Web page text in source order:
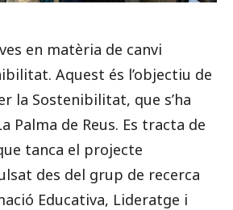
en matèria de canvi
Aquest és l’objectiu de
la Sostenibilitat, que s’ha
Palma de Reus. Es tracta de
tanca el projecte
des del grup de recerca
Educativa, Lideratge i